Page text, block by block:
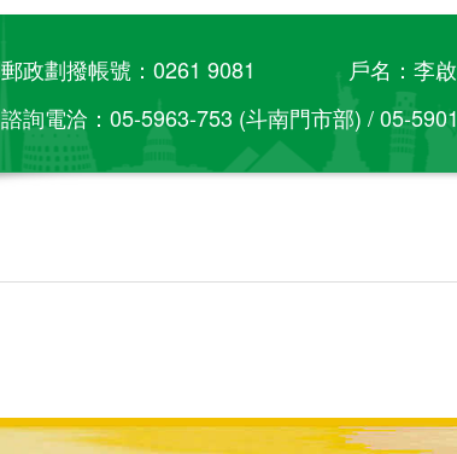
郵政劃撥帳號：0261 9081 戶名：李啟
諮詢電洽：05-5963-753 (斗南門市部) / 05-